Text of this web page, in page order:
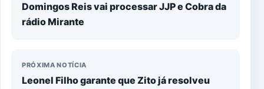
Domingos Reis vai processar JJP e Cobra da
rádio Mirante
PRÓXIMA NOTÍCIA
Leonel Filho garante que Zito já resolveu